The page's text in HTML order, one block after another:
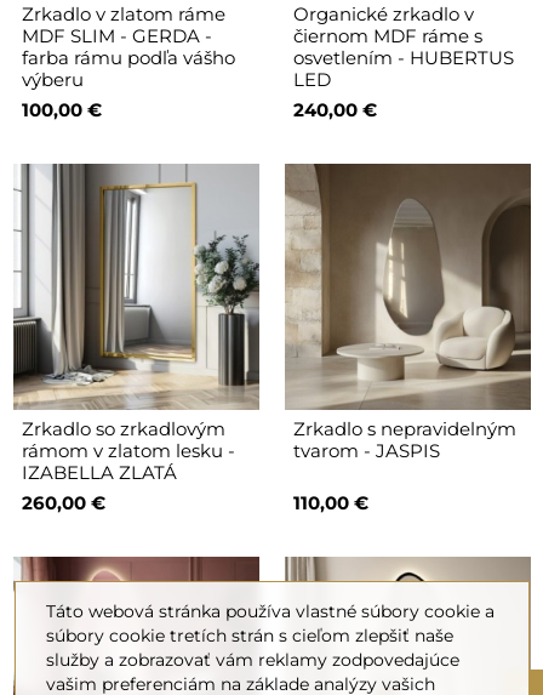
Zrkadlo v zlatom ráme
MDF SLIM - GERDA -
farba rámu podľa vášho
výberu
100,00 €
Organické zrkadlo v
čiernom MDF ráme s
osvetlením - HUBERTUS
LED
240,00 €
Zrkadlo so zrkadlovým
rámom v zlatom lesku -
IZABELLA ZLATÁ
260,00 €
Zrkadlo s nepravidelným
tvarom - JASPIS
110,00 €
Táto webová stránka používa vlastné súbory cookie a
súbory cookie tretích strán s cieľom zlepšiť naše
služby a zobrazovať vám reklamy zodpovedajúce
vašim preferenciám na základe analýzy vašich